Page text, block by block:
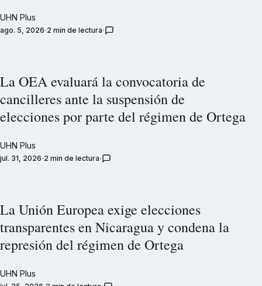
UHN Plus
ago. 5, 2026 2 min de lectura
La OEA evaluará la convocatoria de
cancilleres ante la suspensión de
elecciones por parte del régimen de Ortega
UHN Plus
jul. 31, 2026 2 min de lectura
La Unión Europea exige elecciones
transparentes en Nicaragua y condena la
represión del régimen de Ortega
UHN Plus